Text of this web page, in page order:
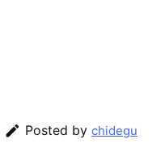
 Posted by chidegu